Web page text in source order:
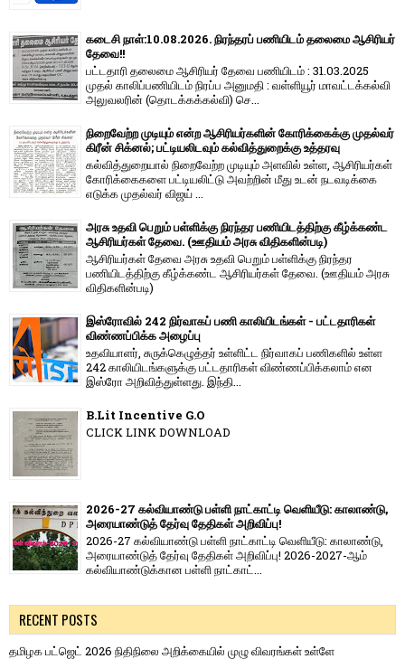
கடைசி நாள்:10.08.2026. நிரந்தரப் பணியிடம் தலைமை ஆசிரியர்
தேவை!!
பட்டதாரி தலைமை ஆசிரியர் தேவை பணியிடம் : 31.03.2025
முதல் காலிப்பணியிடம் நிரப்ப அனுமதி : வள்ளியூர் மாவட்டக்கல்வி
அலுவலரின் (தொடக்கக்கல்வி) செ...
நிறைவேற்ற முடியும் என்ற ஆசிரியர்களின் கோரிக்கைக்கு முதல்வர்
கிரீன் சிக்னல்; பட்டியலிடவும் கல்வித்துறைக்கு உத்தரவு
கல்வித்துறையால் நிறைவேற்ற முடியும் அளவில் உள்ள, ஆசிரியர்கள்
கோரிக்கைகளை பட்டியலிட்டு அவற்றின் மீது உடன் நடவடிக்கை
எடுக்க முதல்வர் விஜய் ...
அரசு உதவி பெறும் பள்ளிக்கு நிரந்தர பணியிடத்திற்கு கீழ்க்கண்ட
ஆசிரியர்கள் தேவை. (ஊதியம் அரசு விதிகளின்படி)
ஆசிரியர்கள் தேவை அரசு உதவி பெறும் பள்ளிக்கு நிரந்தர
பணியிடத்திற்கு கீழ்க்கண்ட ஆசிரியர்கள் தேவை. (ஊதியம் அரசு
விதிகளின்படி)
இஸ்ரோவில் 242 நிர்வாகப் பணி காலியிடங்கள் - பட்டதாரிகள்
விண்ணப்பிக்க அழைப்பு
உதவியாளர், சுருக்கெழுத்தர் உள்ளிட்ட நிர்வாகப் பணிகளில் உள்ள
242 காலியிடங்களுக்கு பட்டதாரிகள் விண்ணப்பிக்கலாம் என
இஸ்ரோ அறிவித்துள்ளது. இந்தி...
B.Lit Incentive G.O
CLICK LINK DOWNLOAD
2026-27 கல்வியாண்டு பள்ளி நாட்காட்டி வெளியீடு: காலாண்டு,
அரையாண்டுத் தேர்வு தேதிகள் அறிவிப்பு!
2026-27 கல்வியாண்டு பள்ளி நாட்காட்டி வெளியீடு: காலாண்டு,
அரையாண்டுத் தேர்வு தேதிகள் அறிவிப்பு! 2026-2027-ஆம்
கல்வியாண்டுக்கான பள்ளி நாட்காட்...
RECENT POSTS
தமிழக பட்ஜெட் 2026 நிதிநிலை அறிக்கையில் முழு விவரங்கள் உள்ளே